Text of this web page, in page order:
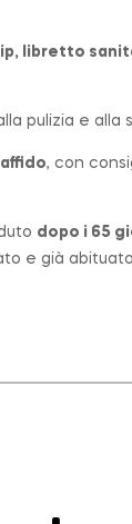
libretto
pulizia e alla
, con
dopo i 65
e già